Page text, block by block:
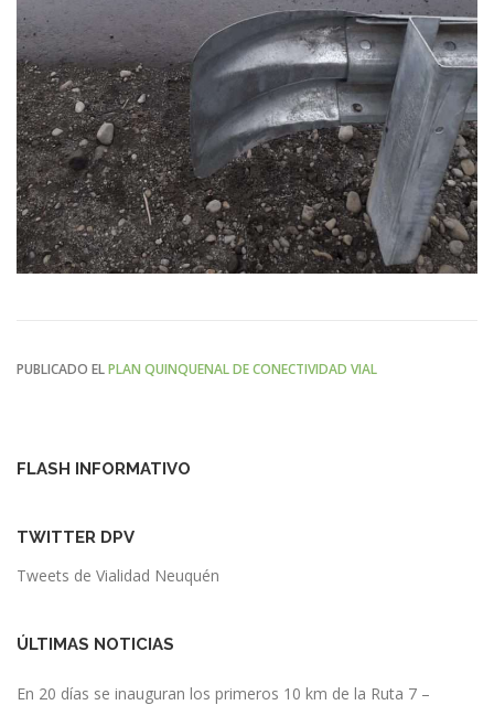
PUBLICADO ELPLAN QUINQUENAL DE CONECTIVIDAD VIAL
FLASH INFORMATIVO
TWITTER DPV
Tweets de Vialidad Neuquén
ÚLTIMAS NOTICIAS
En 20 días se inauguran los primeros 10 km de la Ruta 7 –